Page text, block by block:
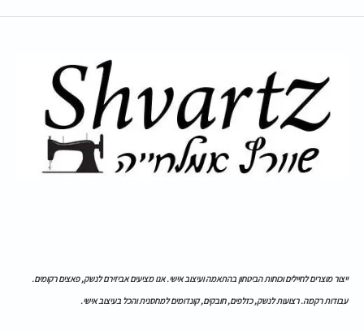
ייצור מוצרים לחיילים וכוחות הביטחון בהתאמה ועיצוב אישי. אנו מציעים אביזירם לנשק, פאצים רקומים.
עבודות רקמה. רצועות לנשק, כזלפים, חובקים, קונדומים למחסנית והכל בעיצוב אישי.